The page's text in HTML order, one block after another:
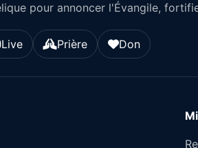
pour annoncer l'Évangile,
Live Prière Don